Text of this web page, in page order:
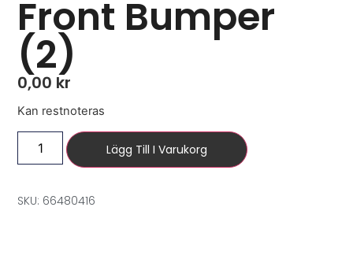
Front Bumper
(2)
0,00 kr
Kan restnoteras
Lägg Till I Varukorg
SKU: 66480416